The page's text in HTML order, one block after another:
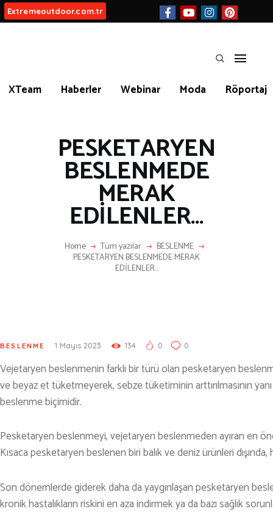
Extremeoutdoor.com.tr
XTeam Haberler Webinar Moda Röportaj
PESKETARYEN
BESLENMEDE
MERAK
EDİLENLER…
Home Tüm yazılar BESLENME
PESKETARYEN BESLENMEDE MERAK
EDİLENLER…
İLETIŞIM
KATEGORİLER
İLGİNÇ BİLGİLER
BALIKÇILIK
BESLENME
BİSİKLET
DAĞCILIK
DENİZ & HAVUZ
GİYİM
KAMPÇILIK
BESLENME 1 Mayıs 2023 134 0 0
Vejetaryen beslenmenin farklı bir türü olan pesketaryen
ve beyaz et tüketmeyerek, sebze tüketiminin arttırılmasının
beslenme biçimidir.
Pesketaryen beslenmeyi, vejetaryen beslenmeden ayıran en
Kısaca pesketaryen beslenen biri balık ve deniz ürünleri
Son dönemlerde giderek daha da yaygınlaşan pesketaryen
kronik hastalıkların riskini en aza indirmek ya da bazı sağlık